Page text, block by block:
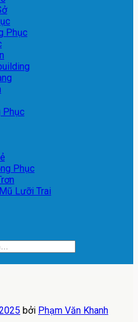
Phục
Phục
Phục
Lưỡi Trai
bởi Phạm Văn Khanh